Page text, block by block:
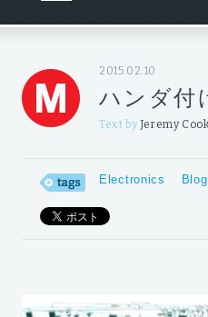
2015.02.10
ハンダ付
Text by Jeremy
Electronics Blog